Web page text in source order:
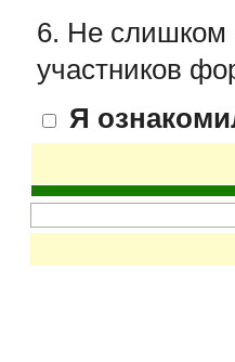
6. Не слишком
участников
Я